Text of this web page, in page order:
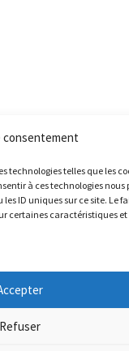
consentement
technologies telles que les
à ces technologies
ID uniques sur ce site. Le
certaines caractéristiques
Refuser